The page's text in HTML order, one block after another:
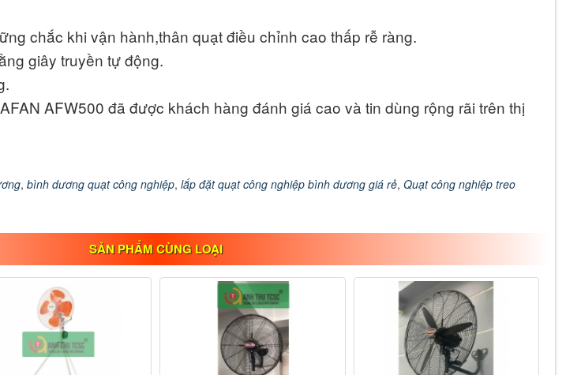
chắc khi vận hành,thân quạt điều chỉnh cao thấp rễ ràng.
giây truyền tự động.
AFW500 đã được khách hàng đánh giá cao và tin dùng rộng rãi trên thị
,bình dương quạt công nghiệp,lắp đặt quạt công nghiệp bình dương giá rẻ,Quạt công nghiệp treo
SẢN PHẨM CÙNG LOẠI